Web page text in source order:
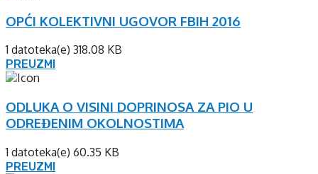
OPĆI KOLEKTIVNI UGOVOR FBIH 2016
1 datoteka(e) 318.08 KB
PREUZMI
ODLUKA O VISINI DOPRINOSA ZA PIO U
ODREĐENIM OKOLNOSTIMA
1 datoteka(e) 60.35 KB
PREUZMI